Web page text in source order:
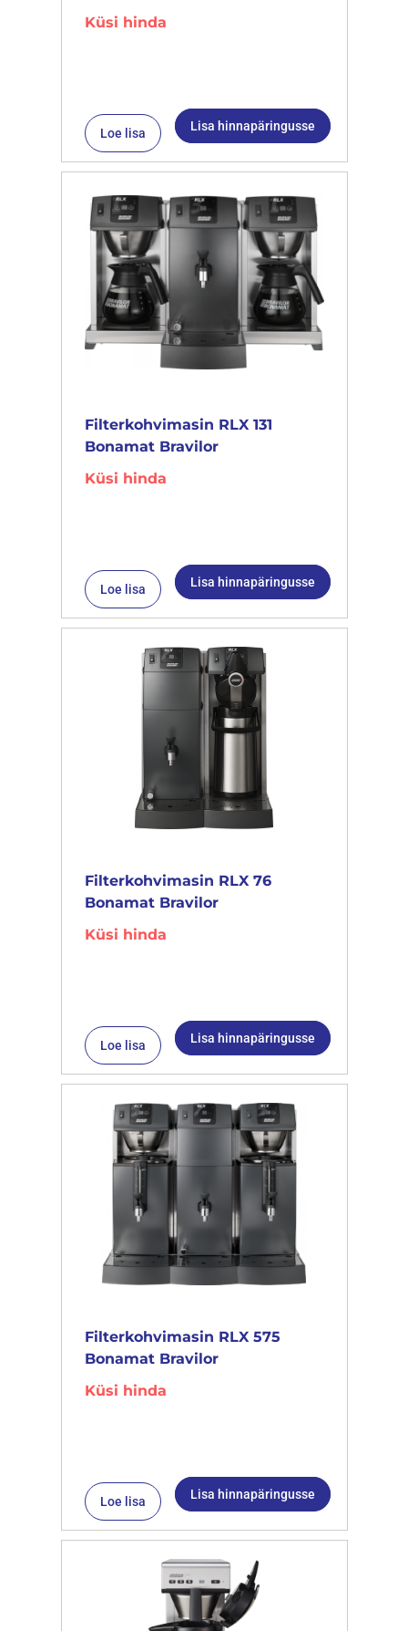
Küsi hinda
Loe lisa Lisa hinnapäringusse
Filterkohvimasin RLX 131
Bonamat Bravilor
Küsi hinda
Loe lisa Lisa hinnapäringusse
Filterkohvimasin RLX 76
Bonamat Bravilor
Küsi hinda
Loe lisa Lisa hinnapäringusse
Filterkohvimasin RLX 575
Bonamat Bravilor
Küsi hinda
Loe lisa Lisa hinnapäringusse